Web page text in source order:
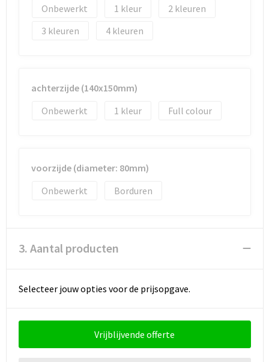
Onbewerkt
1
2
3
4
achterzijde (140x150mm)
Onbewerkt
1 Full colour
voorzijde (diameter: 80mm)
Onbewerkt
Borduren
3. Aantal producten
Selecteer jouw opties voor de prijsopgave.
Vrijblijvende offerte